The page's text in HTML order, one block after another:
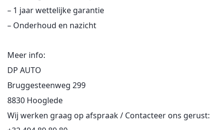
– 1 jaar wettelijke garantie
– Onderhoud en nazicht
Meer info:
DP AUTO
Bruggesteenweg 299
8830 Hooglede
Wij werken graag op afspraak / Contacteer ons gerust: